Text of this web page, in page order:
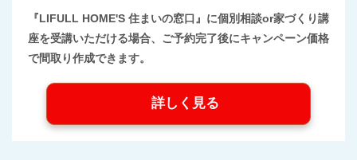
『LIFULL HOME'S 住まいの窓口』に個別相談or家づくり講
座を受講いただける場合、ご予約完了後にキャンペーン価格
で間取り作成できます。
詳しく見る